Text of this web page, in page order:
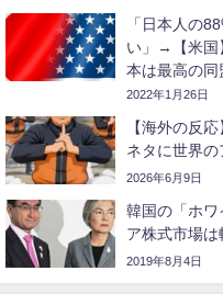
「日本人の
い」→【米国
本は最高の同
2022年1月26日
【海外の反
ネタに世界の
2026年6月9日
韓国の「ホワ
ア株式市場は
2019年8月4日